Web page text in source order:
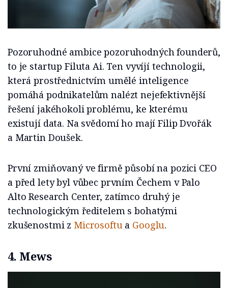
Pozoruhodné ambice pozoruhodných founderů,
to je startup Filuta Ai. Ten vyvíjí technologii,
která prostřednictvím umělé inteligence
pomáhá podnikatelům nalézt nejefektivnější
řešení jakéhokoli problému, ke kterému
existují data. Na svědomí ho mají Filip Dvořák
a Martin Doušek.
První zmiňovaný ve firmě působí na pozici CEO
a před lety byl vůbec prvním Čechem v Palo
Alto Research Center, zatímco druhý je
technologickým ředitelem s bohatými
zkušenostmi z Microsoftu a Googlu.
4. Mews